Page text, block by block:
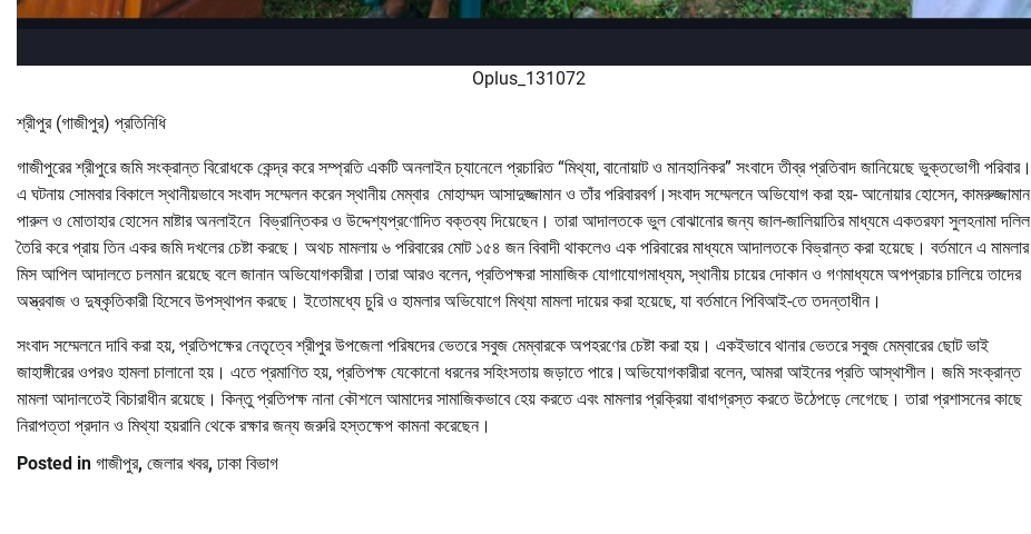
Oplus_131072
শ্রীপুর (গাজীপুর) প্রতিনিধি
গাজীপুরের শ্রীপুরে জমি সংক্রান্ত বিরোধকে কেন্দ্র করে সম্প্রতি একটি অনলাইন চ্যানেলে প্রচারিত “মিথ্যা, বানোয়াট ও মানহানিকর” সংবাদে তীব্র প্রতিবাদ জানিয়েছে ভুক্তভোগী পরিবার।
এ ঘটনায় সোমবার বিকালে স্থানীয়ভাবে সংবাদ সম্মেলন করেন স্থানীয় মেম্বার মোহাম্মদ আসাদুজ্জামান ও তাঁর পরিবারবর্গ।সংবাদ সম্মেলনে অভিযোগ করা হয়- আনোয়ার হোসেন, কামরুজ্জামান
পারুল ও মোতাহার হোসেন মাষ্টার অনলাইনে বিভ্রান্তিকর ও উদ্দেশ্যপ্রণোদিত বক্তব্য দিয়েছেন। তারা আদালতকে ভুল বোঝানোর জন্য জাল-জালিয়াতির মাধ্যমে একতরফা সুলহনামা দলিল
তৈরি করে প্রায় তিন একর জমি দখলের চেষ্টা করছে। অথচ মামলায় ৬ পরিবারের মোট ১৫৪ জন বিবাদী থাকলেও এক পরিবারের মাধ্যমে আদালতকে বিভ্রান্ত করা হয়েছে। বর্তমানে এ মামলার
মিস আপিল আদালতে চলমান রয়েছে বলে জানান অভিযোগকারীরা।তারা আরও বলেন, প্রতিপক্ষরা সামাজিক যোগাযোগমাধ্যম, স্থানীয় চায়ের দোকান ও গণমাধ্যমে অপপ্রচার চালিয়ে তাদের
অস্ত্রবাজ ও দুষ্কৃতিকারী হিসেবে উপস্থাপন করছে। ইতোমধ্যে চুরি ও হামলার অভিযোগে মিথ্যা মামলা দায়ের করা হয়েছে, যা বর্তমানে পিবিআই-তে তদন্তাধীন।
সংবাদ সম্মেলনে দাবি করা হয়, প্রতিপক্ষের নেতৃত্বে শ্রীপুর উপজেলা পরিষদের ভেতরে সবুজ মেম্বারকে অপহরণের চেষ্টা করা হয়। একইভাবে থানার ভেতরে সবুজ মেম্বারের ছোট ভাই
জাহাঙ্গীরের ওপরও হামলা চালানো হয়। এতে প্রমাণিত হয়, প্রতিপক্ষ যেকোনো ধরনের সহিংসতায় জড়াতে পারে।অভিযোগকারীরা বলেন, আমরা আইনের প্রতি আস্থাশীল। জমি সংক্রান্ত
মামলা আদালতেই বিচারাধীন রয়েছে। কিন্তু প্রতিপক্ষ নানা কৌশলে আমাদের সামাজিকভাবে হেয় করতে এবং মামলার প্রক্রিয়া বাধাগ্রস্ত করতে উঠেপড়ে লেগেছে। তারা প্রশাসনের কাছে
নিরাপত্তা প্রদান ও মিথ্যা হয়রানি থেকে রক্ষার জন্য জরুরি হস্তক্ষেপ কামনা করেছেন।
Posted in গাজীপুর, জেলার খবর, ঢাকা বিভাগ